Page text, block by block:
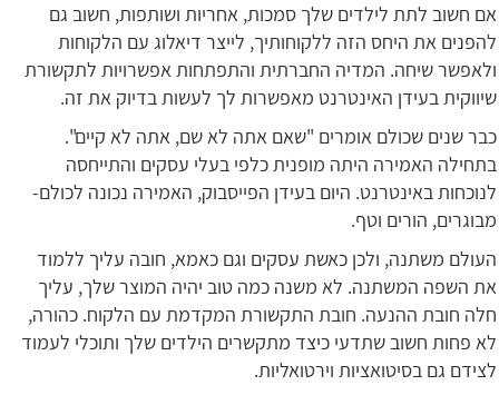
אם חשוב לתת לילדים שלך סמכות, אחריות ושותפות, חשוב גם
להפנים את היחס הזה ללקוחותיך, לייצר דיאלוג עם הלקוחות
ולאפשר שיחה. המדיה החברתית והתפתחות אפשרויות לתקשורת
שיווקית בעידן האינטרנט מאפשרות לך לעשות בדיוק את זה.
כבר שנים שכולם אומרים "שאם אתה לא שם, אתה לא קיים".
בתחילה האמירה היתה מופנית כלפי בעלי עסקים והתייחסה
לנוכחות באינטרנט. היום בעידן הפייסבוק, האמירה נכונה לכולם-
מבוגרים, הורים וטף.
העולם משתנה, ולכן כאשת עסקים וגם כאמא, חובה עליך ללמוד
את השפה המשתנה. לא משנה כמה טוב יהיה המוצר שלך, עליך
חלה חובת ההנעה. חובת התקשורת המקדמת עם הלקוח. כהורה,
לא פחות חשוב שתדעי כיצד מתקשרים הילדים שלך ותוכלי לעמוד
לצידם גם בסיטואציות וירטואליות.